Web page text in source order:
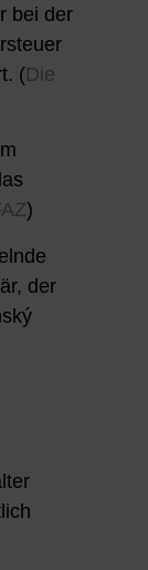
bei der
(Die
)
der